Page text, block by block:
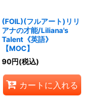
(FOIL)(フルアート)リリ
アナの才能/Liliana's
Talent《英語》
【MOC】
90円(税込)
カートに入れる